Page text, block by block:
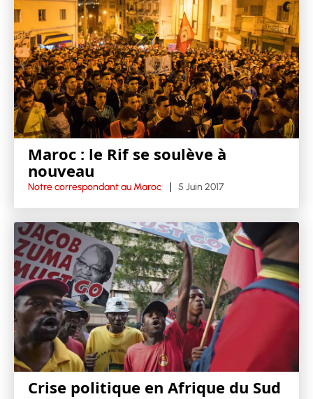
Maroc : le Rif se soulève à
nouveau
Notre correspondant au Maroc 5 Juin 2017
Crise politique en Afrique du Sud